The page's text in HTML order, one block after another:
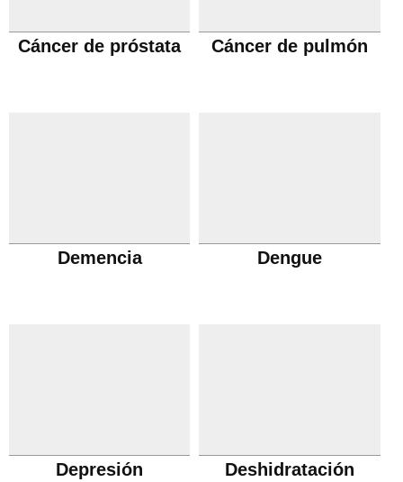
Cáncer de próstata Cáncer de pulmón
Demencia Dengue
Depresión Deshidratación